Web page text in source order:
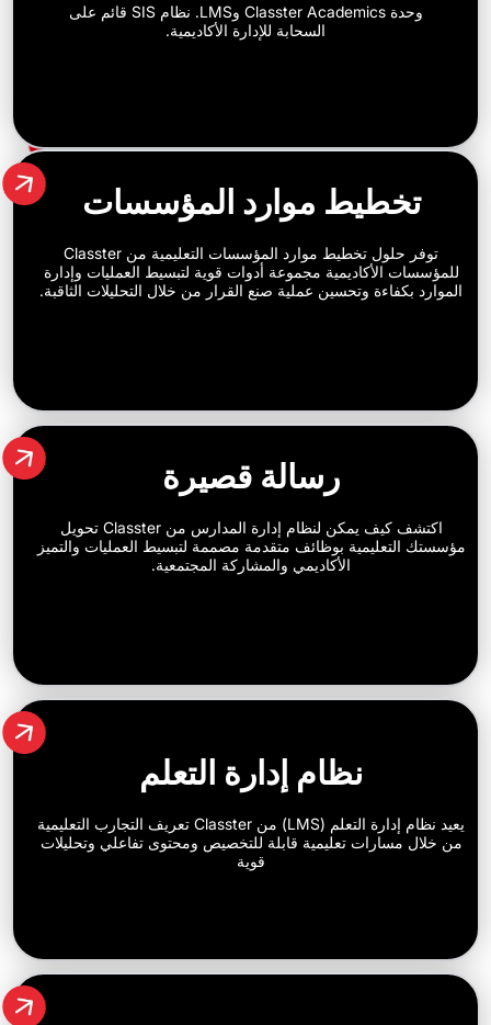
وحدة Classter Academics وLMS. نظام SIS قائم على
السحابة للإدارة الأكاديمية.
موارد المؤسسات
توفر حلول تخطيط موارد المؤسسات التعليمية من Classter
مجموعة أدوات قوية لتبسيط العمليات وإدارة
وتحسين عملية صنع القرار من خلال التحليلات الثاقبة.
رسالة قصيرة
اكتشف كيف يمكن لنظام إدارة المدارس من Classter تحويل
بوظائف متقدمة مصممة لتبسيط العمليات والتميز
الأكاديمي والمشاركة المجتمعية.
نظام إدارة التعلم
يعيد نظام إدارة التعلم (LMS) من Classter تعريف التجارب التعليمية
تعليمية قابلة للتخصيص ومحتوى تفاعلي وتحليلات